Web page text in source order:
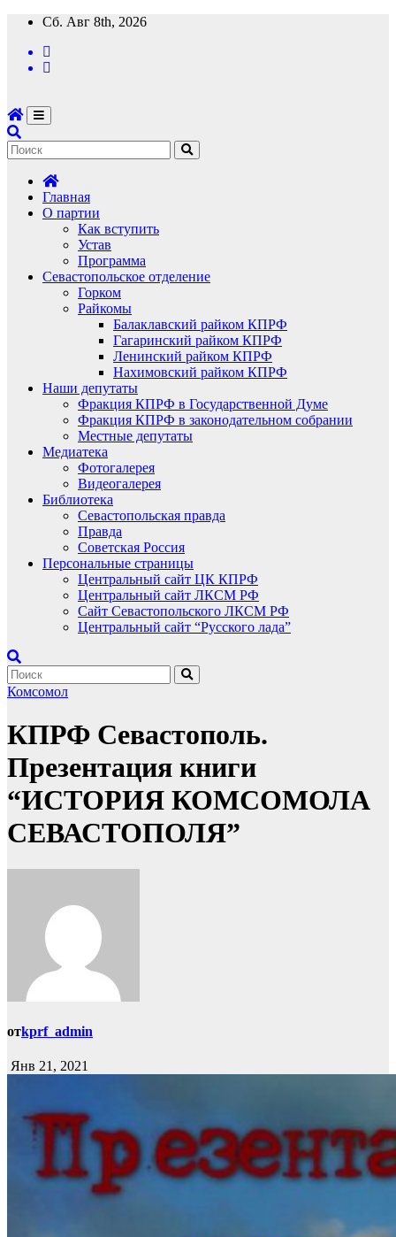
Перейти
содержимому
Сб. Авг 8th, 2026
Главная
О партии
Как вступить
Устав
Программа
Севастопольское отделение
Горком
Райкомы
Балаклавский райком КПРФ
Гагаринский райком КПРФ
Ленинский райком КПРФ
Нахимовский райком КПРФ
Наши депутаты
Фракция КПРФ в Государственной Думе
Фракция КПРФ в законодательном собрании
Местные депутаты
Медиатека
Фотогалерея
Видеогалерея
Библиотека
Севастопольская правда
Правда
Советская Россия
Персональные страницы
Центральный сайт ЦК КПРФ
Центральный сайт ЛКСМ РФ
Сайт Севастопольского ЛКСМ РФ
Центральный сайт “Русского лада”
Комсомол
КПРФ Севастополь.
Презентация книги
“ИСТОРИЯ КОМСОМОЛА
СЕВАСТОПОЛЯ”
отkprf_admin
Янв 21, 2021